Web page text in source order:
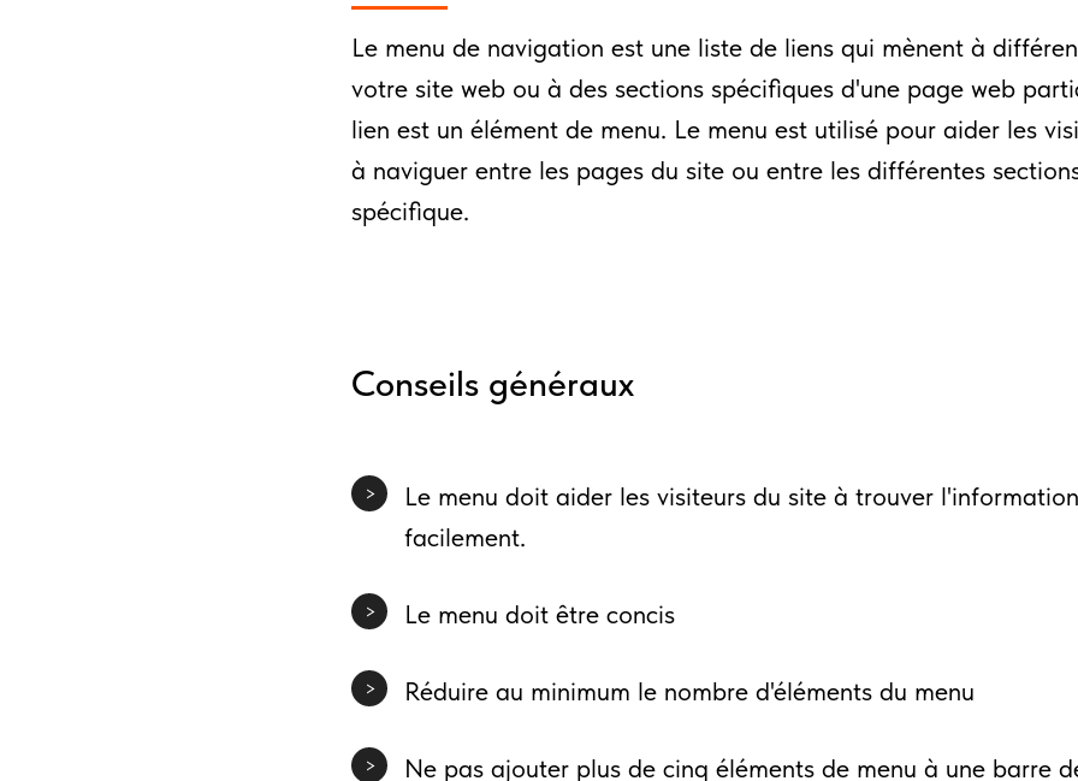
Le menu de navigation est une liste de liens qui mènent à
votre site web ou à des sections spécifiques d'une page web
lien est un élément de menu. Le menu est utilisé pour aider les
à naviguer entre les pages du site ou entre les différentes
spécifique.
Conseils généraux
>
Le menu doit aider les visiteurs du site à trouver
facilement.
> Le menu doit être concis
> Réduire au minimum le nombre d'éléments du menu
> Ne pas ajouter plus de cinq éléments de menu à une barre